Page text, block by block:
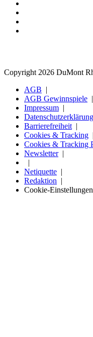
Copyright 2026 DuMont
AGB
AGB Gewinnspiele
Impressum
Datenschutzerklärung
Barrierefreiheit
Cookies & Tracking
Cookies & Tracking
Newsletter
Netiquette
Redaktion
Cookie-Einstellungen